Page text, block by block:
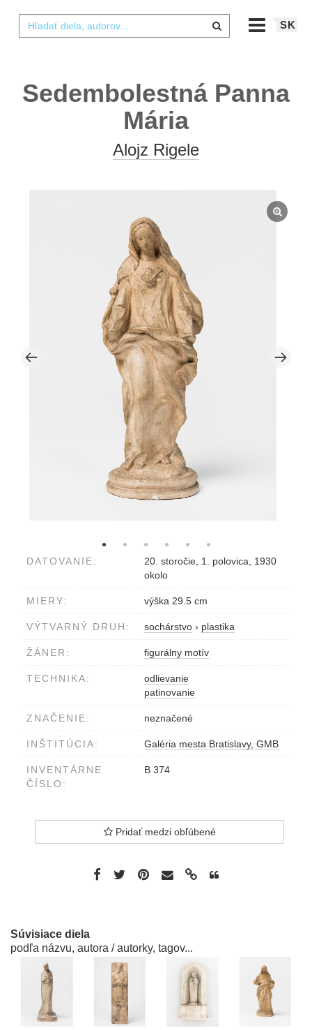
SK
Sedembolestná Panna
Mária
Alojz Rigele
DATOVANIE:
20. storočie, 1. polovica, 1930
okolo
MIERY: výška 29.5 cm
VÝTVARNÝ DRUH: sochárstvo › plastika
ŽÁNER: figurálny motív
TECHNIKA:
odlievanie
patinovanie
ZNAČENIE: neznačené
INŠTITÚCIA: Galéria mesta Bratislavy, GMB
INVENTÁRNE
ČÍSLO:
B 374
Pridať medzi obľúbené
Súvisiace diela
podľa názvu, autora / autorky, tagov...